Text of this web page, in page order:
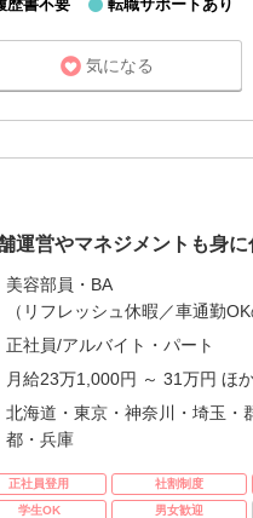
歴書不要 転職サポートあり
気になる
運営やマネジメントも身
美容部員・BA
（リフレッシュ休暇／車通勤
正社員/アルバイト・パート
月給23万1,000円 ～ 31万円 ほ
北海道・東京・神奈川・埼玉・
都・兵庫
正社員登用 社割制度
学生OK
男女歓迎